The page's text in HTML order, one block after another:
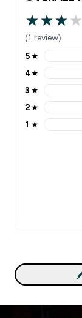
3 out of 5
(1 review)
5 stars
5★
4 stars
4★
3 stars
3 ★
2 stars
2★
1 stars
1 ★